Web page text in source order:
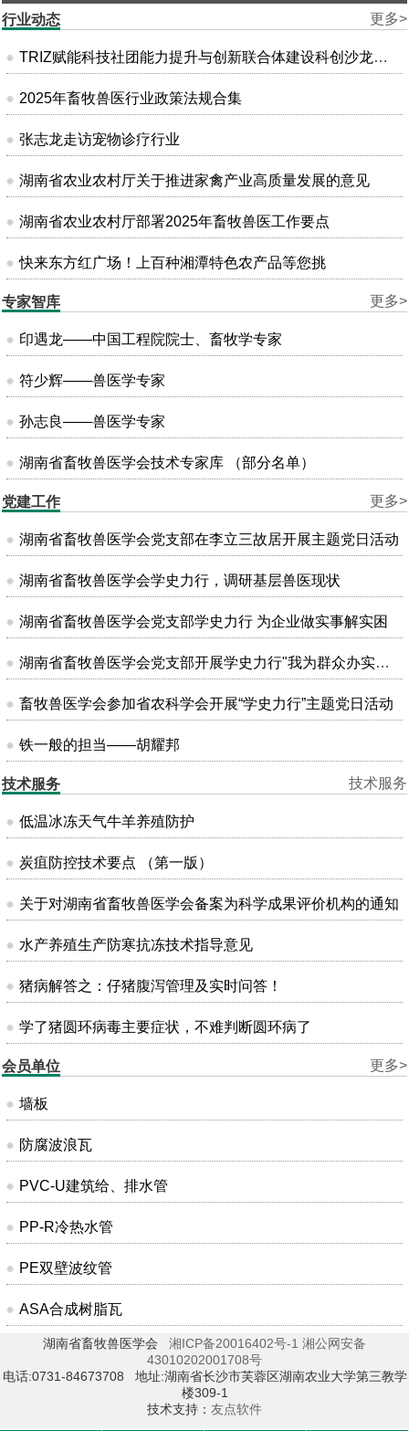
更多>
行业动态
TRIZ赋能科技社团能力提升与创新联合体建设科创沙龙在昆明成功举办
2025年畜牧兽医行业政策法规合集
张志龙走访宠物诊疗行业
湖南省农业农村厅关于推进家禽产业高质量发展的意见
湖南省农业农村厅部署2025年畜牧兽医工作要点
快来东方红广场！上百种湘潭特色农产品等您挑
更多>
专家智库
印遇龙——中国工程院院士、畜牧学专家
符少辉——兽医学专家
孙志良——兽医学专家
湖南省畜牧兽医学会技术专家库 （部分名单）
更多>
党建工作
湖南省畜牧兽医学会党支部在李立三故居开展主题党日活动
湖南省畜牧兽医学会学史力行，调研基层兽医现状
湖南省畜牧兽医学会党支部学史力行 为企业做实事解实困
湖南省畜牧兽医学会党支部开展学史力行"我为群众办实事"主题党日活动
畜牧兽医学会参加省农科学会开展“学史力行”主题党日活动
铁一般的担当——胡耀邦
技术服务
技术服务
低温冰冻天气牛羊养殖防护
炭疽防控技术要点 （第一版）
关于对湖南省畜牧兽医学会备案为科学成果评价机构的通知
水产养殖生产防寒抗冻技术指导意见
猪病解答之：仔猪腹泻管理及实时问答！
学了猪圆环病毒主要症状，不难判断圆环病了
更多>
会员单位
墙板
防腐波浪瓦
PVC-U建筑给、排水管
PP-R冷热水管
PE双壁波纹管
ASA合成树脂瓦
湖南省畜牧兽医学会 湘ICP备20016402号-1 湘公网安备
43010202001708号
电话:0731-84673708 地址:湖南省长沙市芙蓉区湖南农业大学第三教学
楼309-1
技术支持： 友点软件